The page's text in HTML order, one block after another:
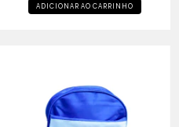
ADICIONAR AO CARRINHO